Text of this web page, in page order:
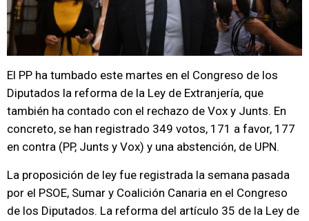
El PP ha tumbado este martes en el Congreso de los
Diputados la reforma de la Ley de Extranjería, que
también ha contado con el rechazo de Vox y Junts. En
concreto, se han registrado 349 votos, 171 a favor, 177
en contra (PP, Junts y Vox) y una abstención, de UPN.
La proposición de ley fue registrada la semana pasada
por el PSOE, Sumar y Coalición Canaria en el Congreso
de los Diputados. La reforma del artículo 35 de la Ley de